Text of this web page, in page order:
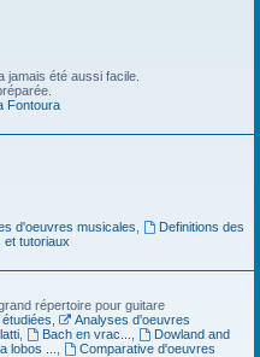
jamais été aussi facile.
Fontoura
d'oeuvres musicales
Definitions des
et tutoriaux
répertoire pour guitare
Analyses d'oeuvres
, Bach en vrac...
Dowland and
lobos ...
Comparative d'oeuvres